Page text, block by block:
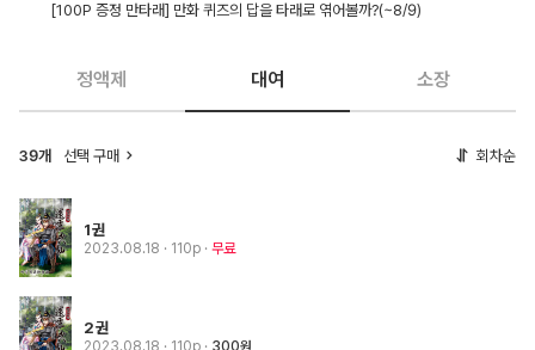
[100P 증정 만타래] 만화 퀴즈의 답을 타래로 엮어볼까?(~8/9)
정액제 대여 소장
39개 선택 구매 회차순
1권
2023.08.18 · 110p 무료
2권
2023.08.18 · 110p 300원